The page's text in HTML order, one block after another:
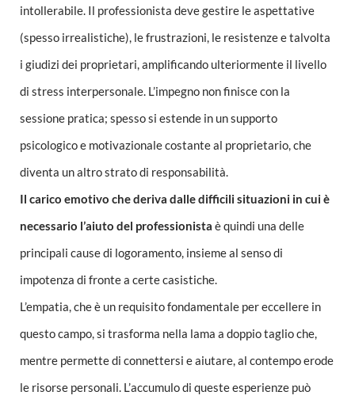
intollerabile. Il professionista deve gestire le aspettative
(spesso irrealistiche), le frustrazioni, le resistenze e talvolta
i giudizi dei proprietari, amplificando ulteriormente il livello
di stress interpersonale. L’impegno non finisce con la
sessione pratica; spesso si estende in un supporto
psicologico e motivazionale costante al proprietario, che
diventa un altro strato di responsabilità.
Il carico emotivo che deriva dalle difficili situazioni in cui è
necessario l’aiuto del professionista è quindi una delle
principali cause di logoramento, insieme al senso di
impotenza di fronte a certe casistiche.
L’empatia, che è un requisito fondamentale per eccellere in
questo campo, si trasforma nella lama a doppio taglio che,
mentre permette di connettersi e aiutare, al contempo erode
le risorse personali. L’accumulo di queste esperienze può